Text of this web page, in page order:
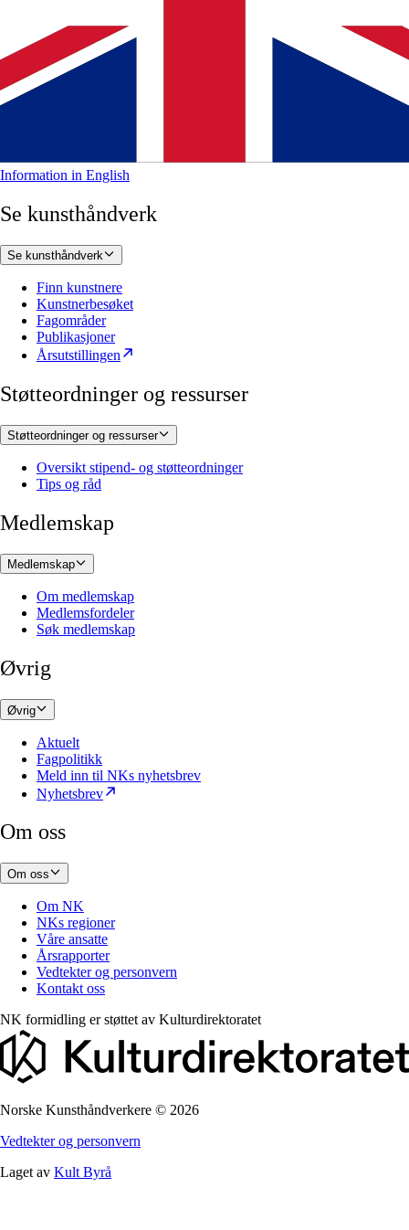
Information in English
Se kunsthåndverk
Se kunsthåndverk
Finn kunstnere
Kunstnerbesøket
Fagområder
Publikasjoner
Årsutstillingen
Støtteordninger og ressurser
Støtteordninger og ressurser
Oversikt stipend- og støtteordninger
Tips og råd
Medlemskap
Medlemskap
Om medlemskap
Medlemsfordeler
Søk medlemskap
Øvrig
Øvrig
Aktuelt
Fagpolitikk
Meld inn til NKs nyhetsbrev
Nyhetsbrev
Om oss
Om oss
Om NK
NKs regioner
Våre ansatte
Årsrapporter
Vedtekter og personvern
Kontakt oss
NK formidling er støttet av Kulturdirektoratet
Norske Kunsthåndverkere © 2026
Vedtekter og personvern
Laget av Kult Byrå